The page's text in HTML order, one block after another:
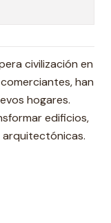
civilización en
han
hogares.
edificios,
arquitectónicas.